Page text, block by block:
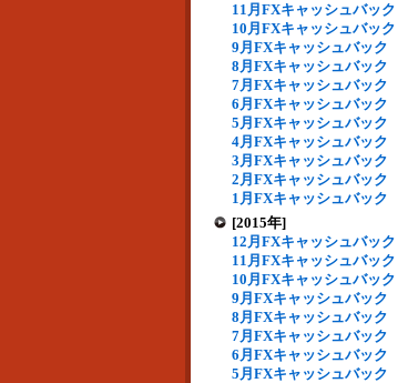
11月FXキャッシュバック
10月FXキャッシュバック
9月FXキャッシュバック
8月FXキャッシュバック
7月FXキャッシュバック
6月FXキャッシュバック
5月FXキャッシュバック
4月FXキャッシュバック
3月FXキャッシュバック
2月FXキャッシュバック
1月FXキャッシュバック
[2015年]
12月FXキャッシュバック
11月FXキャッシュバック
10月FXキャッシュバック
9月FXキャッシュバック
8月FXキャッシュバック
7月FXキャッシュバック
6月FXキャッシュバック
5月FXキャッシュバック